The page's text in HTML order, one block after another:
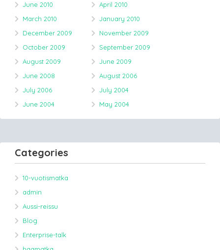
June 2010
April 2010
March 2010
January 2010
December 2009
November 2009
October 2009
September 2009
August 2009
June 2009
June 2008
August 2006
July 2006
July 2004
June 2004
May 2004
Categories
10-vuotismatka
admin
Aussi-reissu
Blog
Enterprise-talk